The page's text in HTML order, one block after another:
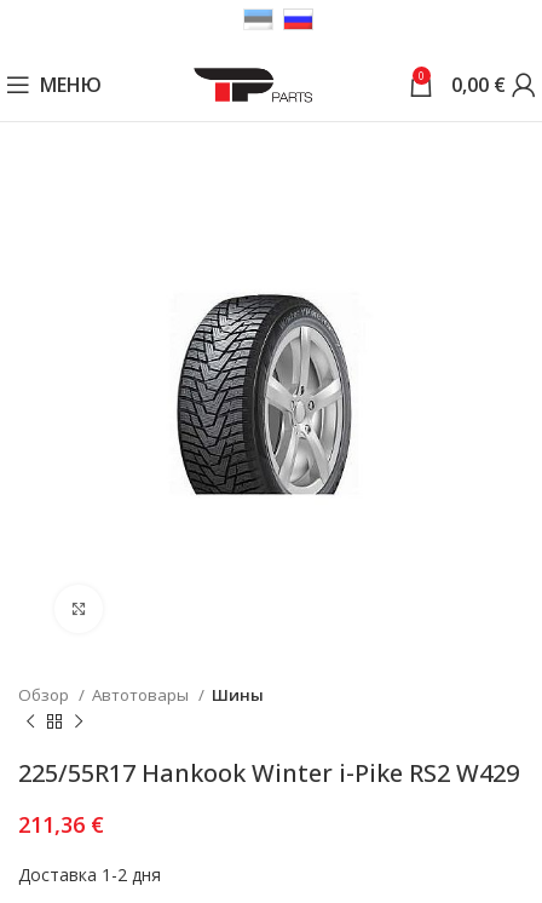
МЕНЮ 0 0,00 €
Обзор Автотовары Шины
225/55R17 Hankook Winter i-Pike RS2 W429
211,36 €
Доставка 1-2 дня